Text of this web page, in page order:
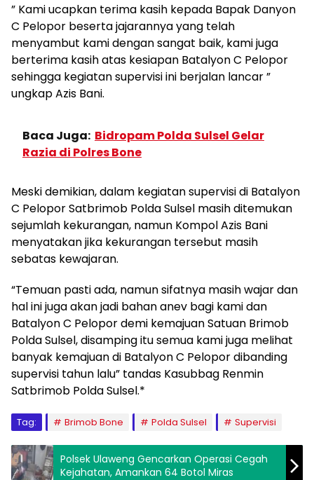
” Kami ucapkan terima kasih kepada Bapak Danyon
C Pelopor beserta jajarannya yang telah
menyambut kami dengan sangat baik, kami juga
berterima kasih atas kesiapan Batalyon C Pelopor
sehingga kegiatan supervisi ini berjalan lancar ”
ungkap Azis Bani.
Baca Juga: Bidropam Polda Sulsel Gelar
Razia di Polres Bone
Meski demikian, dalam kegiatan supervisi di Batalyon
C Pelopor Satbrimob Polda Sulsel masih ditemukan
sejumlah kekurangan, namun Kompol Azis Bani
menyatakan jika kekurangan tersebut masih
sebatas kewajaran.
“Temuan pasti ada, namun sifatnya masih wajar dan
hal ini juga akan jadi bahan anev bagi kami dan
Batalyon C Pelopor demi kemajuan Satuan Brimob
Polda Sulsel, disamping itu semua kami juga melihat
banyak kemajuan di Batalyon C Pelopor dibanding
supervisi tahun lalu” tandas Kasubbag Renmin
Satbrimob Polda Sulsel.*
Tag: Brimob Bone Polda Sulsel Supervisi
Polsek Ulaweng Gencarkan Operasi Cegah
Kejahatan, Amankan 64 Botol Miras